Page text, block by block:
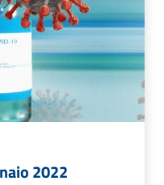
2022